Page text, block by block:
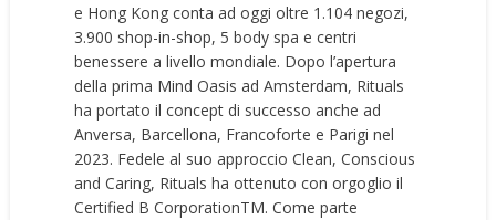
e Hong Kong conta ad oggi oltre 1.104 negozi,
3.900 shop-in-shop, 5 body spa e centri
benessere a livello mondiale. Dopo l’apertura
della prima Mind Oasis ad Amsterdam, Rituals
ha portato il concept di successo anche ad
Anversa, Barcellona, Francoforte e Parigi nel
2023. Fedele al suo approccio Clean, Conscious
and Caring, Rituals ha ottenuto con orgoglio il
Certified B CorporationTM. Come parte